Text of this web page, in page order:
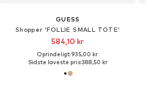
GUESS
Shopper 'FOLLIE SMALL TOTE'
584,10 kr
Oprindeligt: 935,00 kr
Sidste laveste pris:388,50 kr